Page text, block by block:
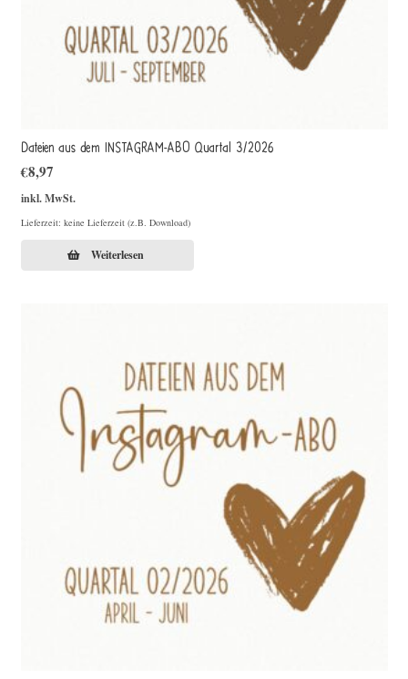
Dateien aus dem INSTAGRAM-ABO Quartal 3/2026
€8,97
inkl. MwSt.
Lieferzeit: keine Lieferzeit (z.B. Download)
Weiterlesen